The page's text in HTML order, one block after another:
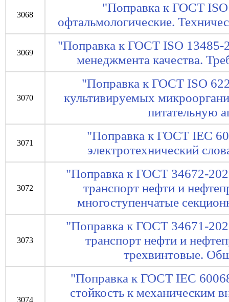
3068
"Поправка к ГОСТ
офтальмологические.
3069
"Поправка к ГОСТ ISO 13485-
менеджмента качества.
3070
"Поправка к ГОСТ ISO
культивируемых
питательную
3071
"Поправка к ГОСТ IEC
электротехнический
3072
"Поправка к ГОСТ 34672-
транспорт нефти и
многоступенчатые
3073
"Поправка к ГОСТ 34671-
транспорт нефти и
трехвинтовые.
3074
"Поправка к ГОСТ IEC
стойкость к механическим